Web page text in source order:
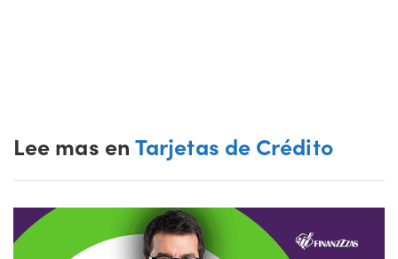
Lee mas en Tarjetas de Crédito